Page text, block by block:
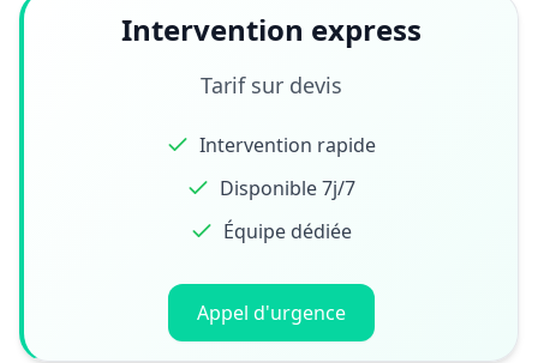
Intervention express
Tarif sur devis
Intervention rapide
Disponible 7j/7
Équipe dédiée
Appel d'urgence